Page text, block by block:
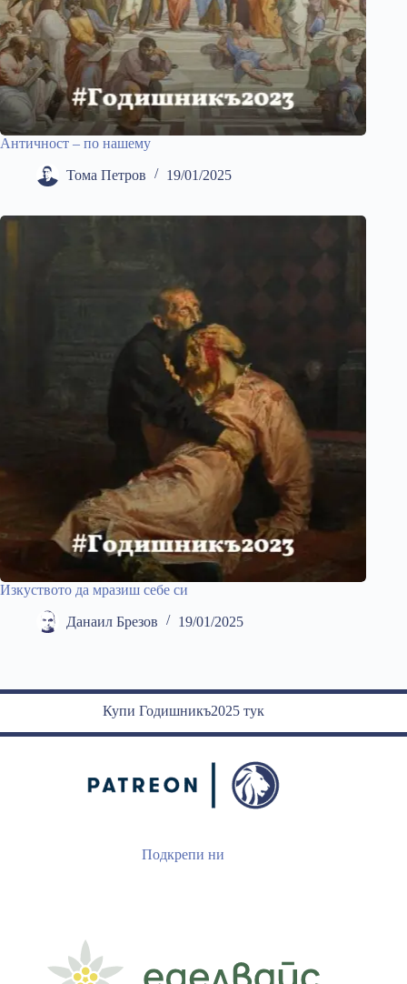
Античност – по нашему
Тома Петров 19/01/2025
Изкуството да мразиш себе си
Данаил Брезов 19/01/2025
Купи Годишникъ2025 тук
Подкрепи ни